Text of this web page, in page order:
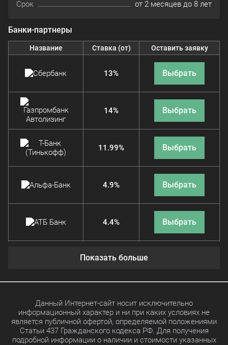
Срок
от 2 месяцев до 8 лет
Банки-партнеры
Название Ставка (от) Оставить заявку
13% Выбрать
14% Выбрать
11.99% Выбрать
4.9% Выбрать
4.4% Выбрать
11.9%
15.8% Выбрать
Показать больше
Данный Интернет-сайт носит исключительно
информационный характер и ни при каких условиях не
является публичной офертой, определяемой положениями
Статьи 437 Гражданского кодекса РФ. Для получения
подробной информации о наличии и стоимости указанных